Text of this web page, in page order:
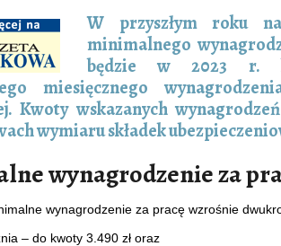
W przyszłym roku
minimalnego
będzie w 2023 r.
miesięcznego
Kwoty wskazanych
wymiaru składek
wynagrodzenie za
wynagrodzenie za pracę wzrośnie
– do kwoty 3.490 zł oraz